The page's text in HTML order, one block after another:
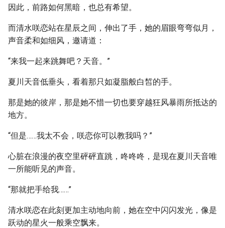
因此，前路如何黑暗，也总有希望。
而清水咲恋站在星辰之间，伸出了手，她的眉眼弯弯似月，
声音柔和如细风，邀请道：
“来我一起来跳舞吧？天音。”
夏川天音低垂头，看着那只如凝脂般白皙的手。
那是她的彼岸，那是她不惜一切也要穿越狂风暴雨所抵达的
地方。
“但是……我太不会，咲恋你可以教我吗？”
心脏在浪漫的夜空里砰砰直跳，咚咚咚，是现在夏川天音唯
一所能听见的声音。
“那就把手给我……”
清水咲恋在此刻更加主动地向前，她在空中闪闪发光，像是
跃动的星火一般乘空飘来。